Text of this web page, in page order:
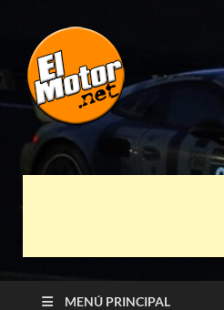
El
Net
Automóviles
MENÚ PRINCIPAL